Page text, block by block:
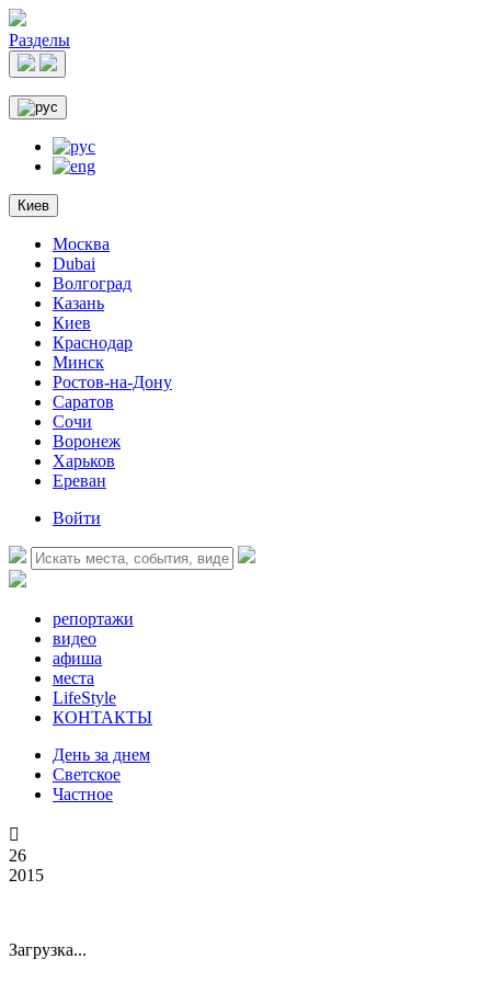
Разделы
Киев
Москва
Dubai
Волгоград
Казань
Киев
Краснодар
Минск
Ростов-на-Дону
Саратов
Сочи
Воронеж
Харьков
Ереван
Войти
репортажи
видео
афиша
места
LifeStyle
КОНТАКТЫ
День за днем
Светское
Частное

26
2015
Загрузка...